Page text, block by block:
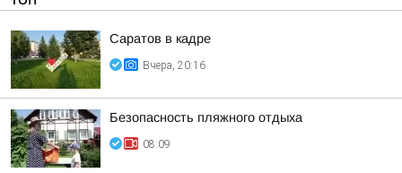
Саратов в кадре
Вчера, 20:16
Безопасность пляжного отдыха
08:09